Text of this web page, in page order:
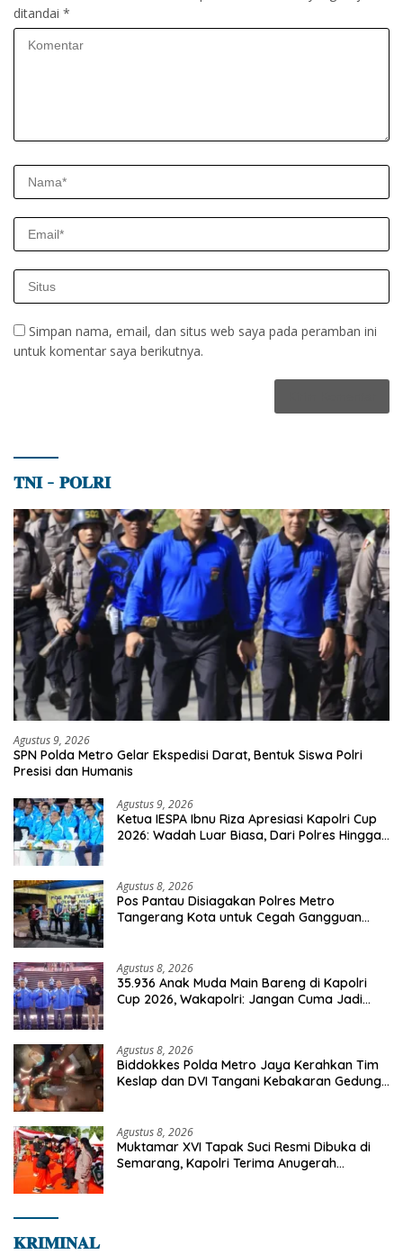
ditandai *
Simpan nama, email, dan situs web saya pada peramban ini
untuk komentar saya berikutnya.
𝐓𝐍𝐈 – 𝐏𝐎𝐋𝐑𝐈
Agustus 9, 2026
SPN Polda Metro Gelar Ekspedisi Darat, Bentuk Siswa Polri
Presisi dan Humanis
Agustus 9, 2026
Ketua IESPA Ibnu Riza Apresiasi Kapolri Cup
2026: Wadah Luar Biasa, Dari Polres Hingga
Agustus 8, 2026
Pos Pantau Disiagakan Polres Metro
Tangerang Kota untuk Cegah Gangguan
Agustus 8, 2026
35.936 Anak Muda Main Bareng di Kapolri
Cup 2026, Wakapolri: Jangan Cuma Jadi
Agustus 8, 2026
Biddokkes Polda Metro Jaya Kerahkan Tim
Keslap dan DVI Tangani Kebakaran Gedung
Agustus 8, 2026
Muktamar XVI Tapak Suci Resmi Dibuka di
Semarang, Kapolri Terima Anugerah
𝐊𝐑𝐈𝐌𝐈𝐍𝐀𝐋